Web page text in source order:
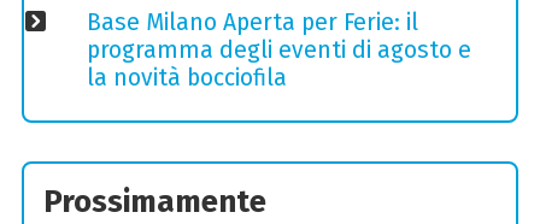
Base Milano Aperta per Ferie: il
programma degli eventi di agosto e
la novità bocciofila
Prossimamente